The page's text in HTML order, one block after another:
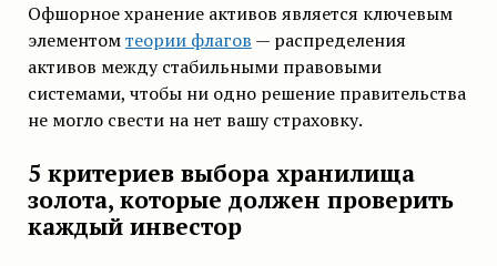
Офшорное хранение активов является ключевым
элементомтеории флагов — распределения
активов между стабильными правовыми
системами, чтобы ни одно решение правительства
не могло свести на нет вашу страховку.
5 критериев выбора хранилища
золота, которые должен проверить
каждый инвестор